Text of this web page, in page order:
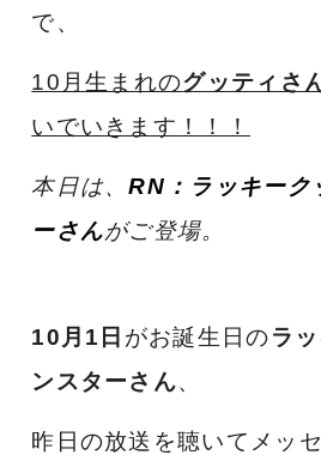
で、
10月生まれのグッティさ
いでいきます！！！
本日は、RN：ラッキーク
ーさんがご登場。
10月1日 がお誕生日のラ
ンスターさん、
昨日の放送を聴いてメッ